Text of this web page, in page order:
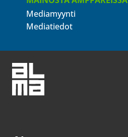
Mediamyynti
Mediatiedot